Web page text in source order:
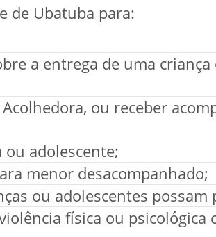
de Ubatuba para:
a entrega de uma
ou receber
adolescente;
menor desacompanhado;
ou adolescentes
física ou psicológica